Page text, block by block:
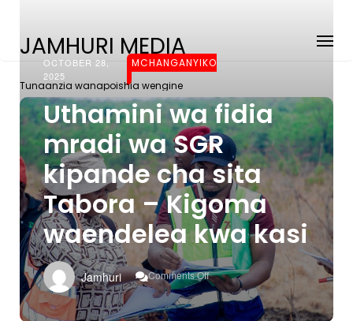
JAMHURI MEDIA
Tunaanzia wanapoishia wengine
OCTOBER 28,
2025
MCHANGANYIKO
Uthamini wa fidia
mradi wa SGR
kipande cha sita
Tabora – Kigoma
waendelea kwa kasi
Jamhuri Comments Off
On
Uthamini
Wa
Fidia